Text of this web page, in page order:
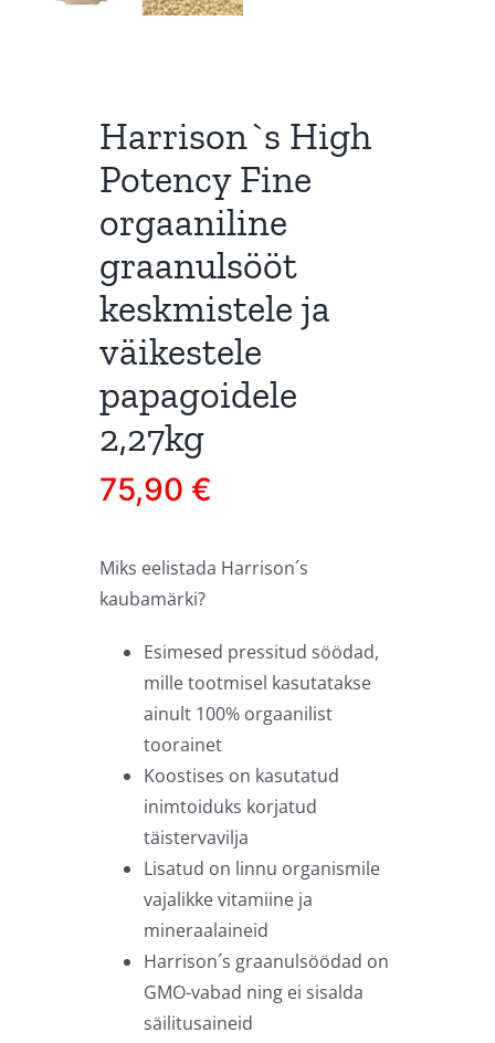
Harrison`s High
Potency Fine
orgaaniline
graanulsööt
keskmistele ja
väikestele
papagoidele
2,27kg
75,90 €
Miks eelistada Harrison´s
kaubamärki?
Esimesed pressitud söödad,
mille tootmisel kasutatakse
ainult 100% orgaanilist
toorainet
Koostises on kasutatud
inimtoiduks korjatud
täistervavilja
Lisatud on linnu organismile
vajalikke vitamiine ja
mineraalaineid
Harrison´s graanulsöödad on
GMO-vabad ning ei sisalda
säilitusaineid